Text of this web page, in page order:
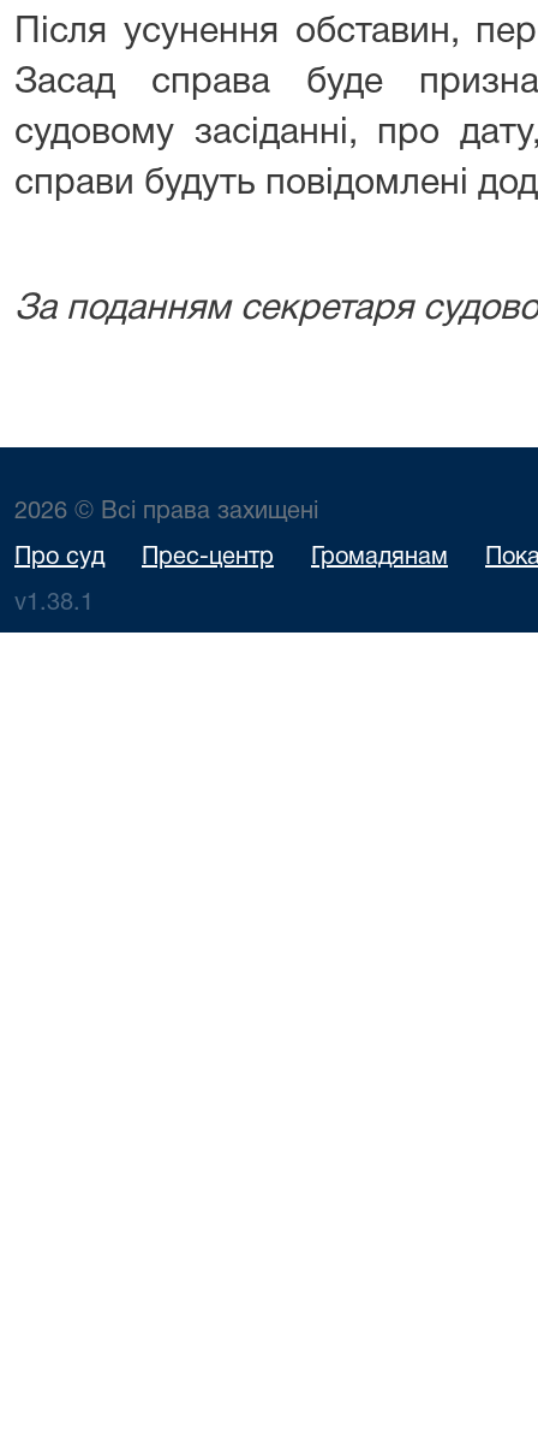
Після усунення обставин,
Засад справа буде
судовому засіданні, про
справи будуть повідомлені
За поданням секретаря
2026 © Всі права захищені
Про суд Прес-центр Громадянам
v1.38.1